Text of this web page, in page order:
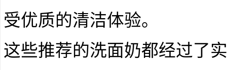
受优质的清洁体验。
这些推荐的洗面奶都经过了